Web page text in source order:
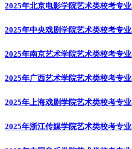
2025年北京电影学院艺术类校考专
2025年中央戏剧学院艺术类校考专
2025年南京艺术学院艺术类校考专
2025年广西艺术学院艺术类校考专
2025年上海戏剧学院艺术类校考专
2025年浙江传媒学院艺术类校考专